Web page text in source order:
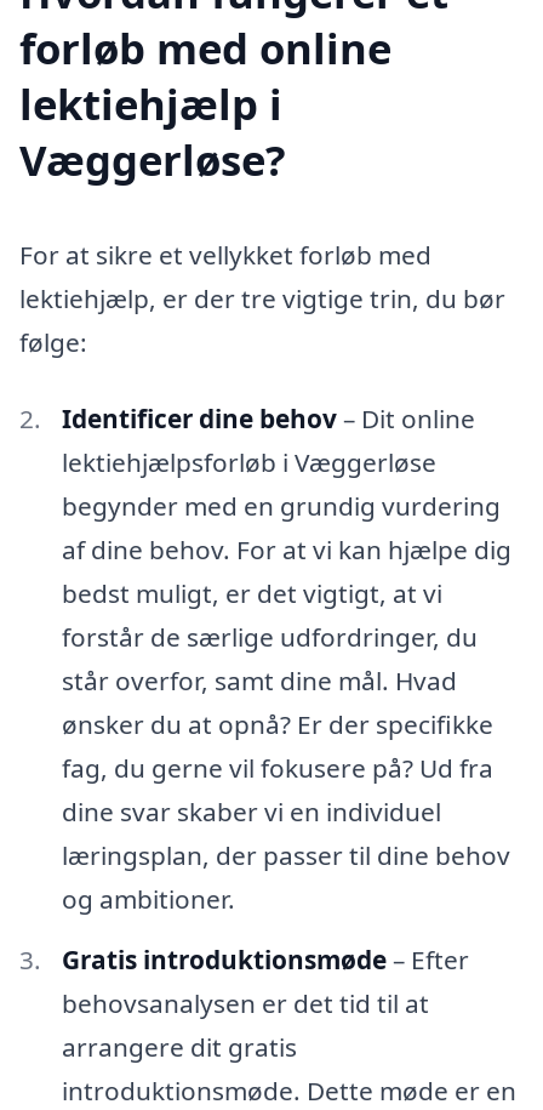
forløb med online
lektiehjælp i
Væggerløse?
For at sikre et vellykket forløb med
lektiehjælp, er der tre vigtige trin, du bør
følge:
Identificer dine behov– Dit online
lektiehjælpsforløb i Væggerløse
begynder med en grundig vurdering
af dine behov. For at vi kan hjælpe dig
bedst muligt, er det vigtigt, at vi
forstår de særlige udfordringer, du
står overfor, samt dine mål. Hvad
ønsker du at opnå? Er der specifikke
fag, du gerne vil fokusere på? Ud fra
dine svar skaber vi en individuel
læringsplan, der passer til dine behov
og ambitioner.
Gratis introduktionsmøde– Efter
behovsanalysen er det tid til at
arrangere dit gratis
introduktionsmøde. Dette møde er en